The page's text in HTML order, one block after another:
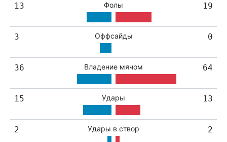
13 Фолы 19
3 Оффсайды 0
36 Владение мячом 64
15 Удары 13
2 Удары в створ 2